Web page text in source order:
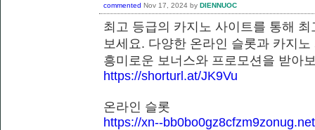
commented Nov 17, 2024 by DIENNUOC
최고 등급의 카지노 사이트를 통해
보세요. 다양한 온라인 슬롯과 카지
흥미로운 보너스와 프로모션을
https://shorturl.at/JK9Vu
온라인 슬롯
https://xn--bb0bo0gz8cfzm9zonug.net